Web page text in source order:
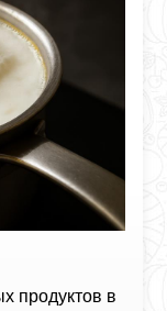
продуктов в